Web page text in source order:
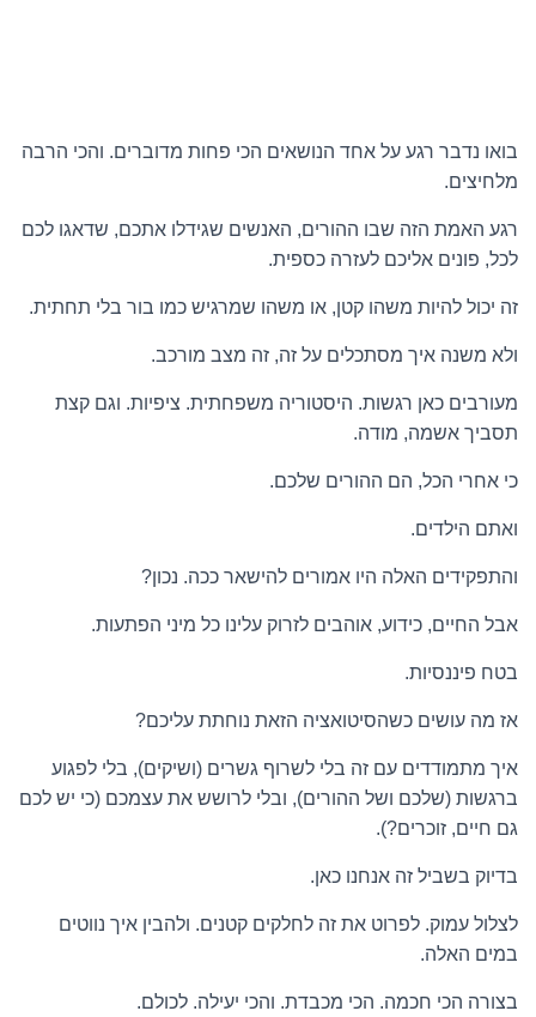
בואו נדבר רגע על אחד הנושאים הכי פחות מדוברים. והכי הרבה
מלחיצים.
רגע האמת הזה שבו ההורים, האנשים שגידלו אתכם, שדאגו לכם
לכל, פונים אליכם לעזרה כספית.
זה יכול להיות משהו קטן, או משהו שמרגיש כמו בור בלי תחתית.
ולא משנה איך מסתכלים על זה, זה מצב מורכב.
מעורבים כאן רגשות. היסטוריה משפחתית. ציפיות. וגם קצת
תסביך אשמה, מודה.
כי אחרי הכל, הם ההורים שלכם.
ואתם הילדים.
והתפקידים האלה היו אמורים להישאר ככה. נכון?
אבל החיים, כידוע, אוהבים לזרוק עלינו כל מיני הפתעות.
בטח פיננסיות.
אז מה עושים כשהסיטואציה הזאת נוחתת עליכם?
איך מתמודדים עם זה בלי לשרוף גשרים (ושיקים), בלי לפגוע
ברגשות (שלכם ושל ההורים), ובלי לרושש את עצמכם (כי יש לכם
גם חיים, זוכרים?).
בדיוק בשביל זה אנחנו כאן.
לצלול עמוק. לפרוט את זה לחלקים קטנים. ולהבין איך נווטים
במים האלה.
בצורה הכי חכמה. הכי מכבדת. והכי יעילה. לכולם.